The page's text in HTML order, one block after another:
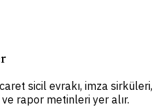
sicil evrakı, imza sirküleri,
rapor metinleri yer alır.